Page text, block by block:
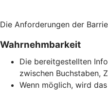
Die Anforderungen der
Wahrnehmbarkeit
Die bereitgestellten
zwischen Buchstaben,
Wenn möglich, wird